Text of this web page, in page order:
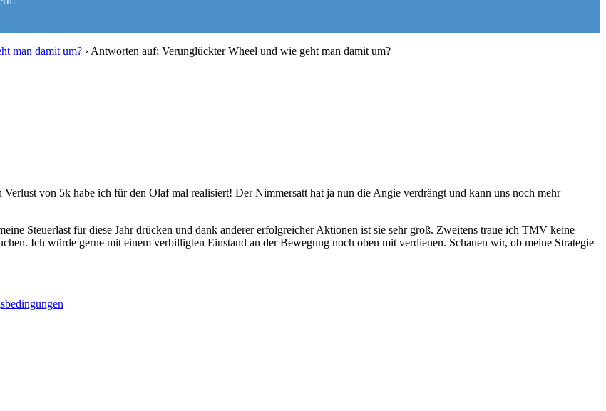
man damit um? › Antworten auf: Verunglückter Wheel und wie geht man damit um?
von 5k habe ich für den Olaf mal realisiert! Der Nimmersatt hat ja nun die Angie verdrängt und kann uns noch mehr
Steuerlast für diese Jahr drücken und dank anderer erfolgreicher Aktionen ist sie sehr groß. Zweitens traue ich TMV keine
Ich würde gerne mit einem verbilligten Einstand an der Bewegung noch oben mit verdienen. Schauen wir, ob meine Strategie